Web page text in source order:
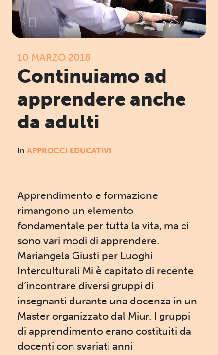
0 0 0 0
10 MARZO 2018
Continuiamo ad
apprendere anche
da adulti
In APPROCCI EDUCATIVI
Apprendimento e formazione
rimangono un elemento
fondamentale per tutta la vita, ma ci
sono vari modi di apprendere.
Mariangela Giusti per Luoghi
Interculturali Mi è capitato di recente
d’incontrare diversi gruppi di
insegnanti durante una docenza in un
Master organizzato dal Miur. I gruppi
di apprendimento erano costituiti da
docenti con svariati anni